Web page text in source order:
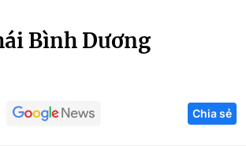
Công nghệ
Bình Dương
Chia sẻ